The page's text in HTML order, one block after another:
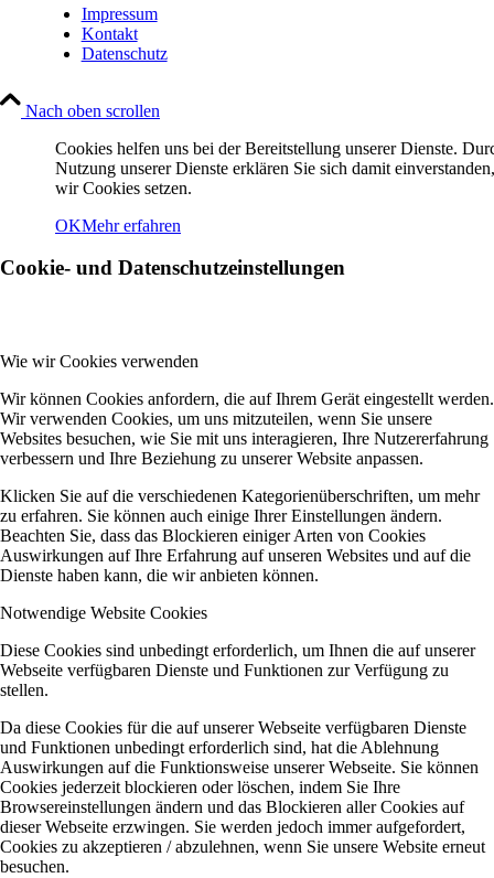
Impressum
Kontakt
Datenschutz
Nach oben scrollen
Cookies helfen uns bei der Bereitstellung unserer Dienste.
Nutzung unserer Dienste erklären Sie sich damit
wir Cookies setzen.
OKMehr erfahren
Cookie- und Datenschutzeinstellungen
Wie wir Cookies verwenden
Wir können Cookies anfordern, die auf Ihrem Gerät eingestellt werden.
Wir verwenden Cookies, um uns mitzuteilen, wenn Sie unsere
Websites besuchen, wie Sie mit uns interagieren, Ihre Nutzererfahrung
verbessern und Ihre Beziehung zu unserer Website anpassen.
Klicken Sie auf die verschiedenen Kategorienüberschriften, um mehr
zu erfahren. Sie können auch einige Ihrer Einstellungen ändern.
Beachten Sie, dass das Blockieren einiger Arten von Cookies
Auswirkungen auf Ihre Erfahrung auf unseren Websites und auf die
Dienste haben kann, die wir anbieten können.
Notwendige Website Cookies
Diese Cookies sind unbedingt erforderlich, um Ihnen die auf unserer
Webseite verfügbaren Dienste und Funktionen zur Verfügung zu
stellen.
Da diese Cookies für die auf unserer Webseite verfügbaren Dienste
und Funktionen unbedingt erforderlich sind, hat die Ablehnung
Auswirkungen auf die Funktionsweise unserer Webseite. Sie können
Cookies jederzeit blockieren oder löschen, indem Sie Ihre
Browsereinstellungen ändern und das Blockieren aller Cookies auf
dieser Webseite erzwingen. Sie werden jedoch immer aufgefordert,
Cookies zu akzeptieren / abzulehnen, wenn Sie unsere Website erneut
besuchen.